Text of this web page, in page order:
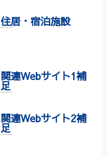
住居・宿泊施設
関連Webサイト1補
足
関連Webサイト2補
足